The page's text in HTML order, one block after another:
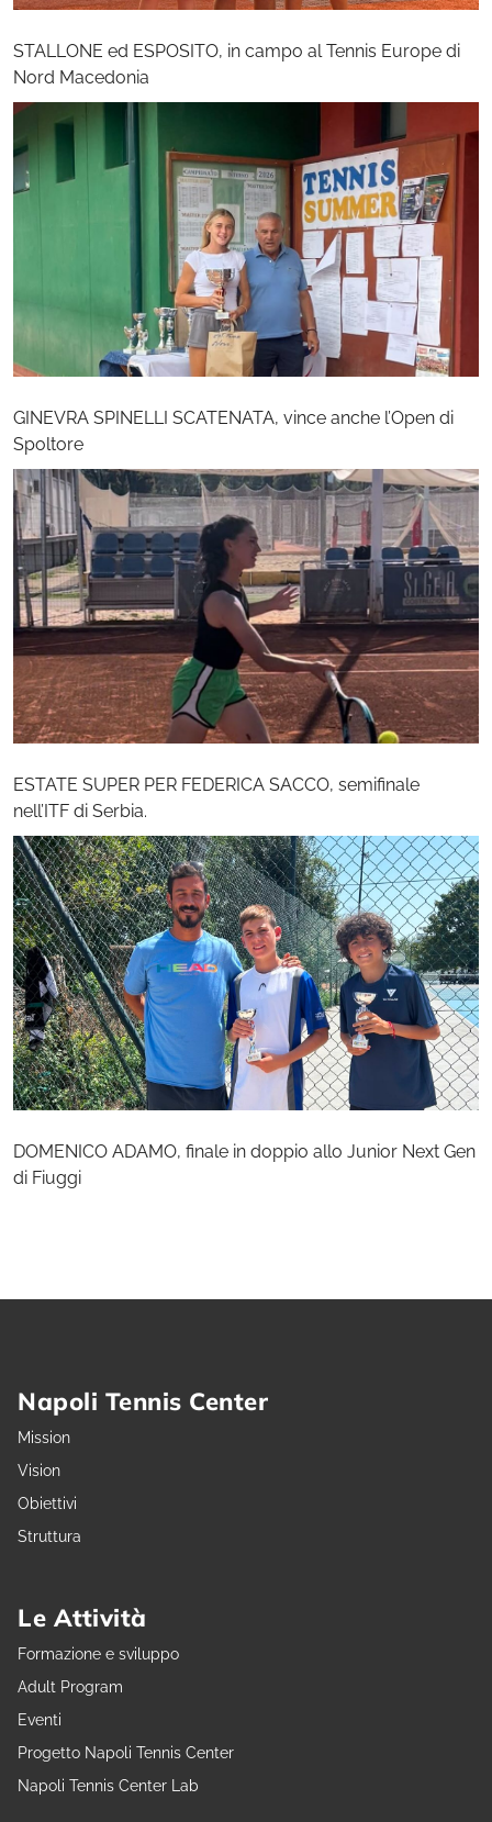
STALLONE ed ESPOSITO, in campo al Tennis Europe di
Nord Macedonia
GINEVRA SPINELLI SCATENATA, vince anche l’Open di
Spoltore
ESTATE SUPER PER FEDERICA SACCO, semifinale
nell’ITF di Serbia.
DOMENICO ADAMO, finale in doppio allo Junior Next Gen
di Fiuggi
Napoli Tennis Center
Mission
Vision
Obiettivi
Struttura
Le Attività
Formazione e sviluppo
Adult Program
Eventi
Progetto Napoli Tennis Center
Napoli Tennis Center Lab